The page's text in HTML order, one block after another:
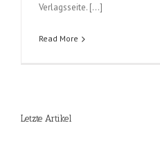
Verlagsseite. […]
Read More
Letzte Artikel